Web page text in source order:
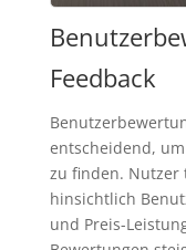
Feedback
entscheidend,
zu finden. Nutzer
hinsichtlich
und Preis-